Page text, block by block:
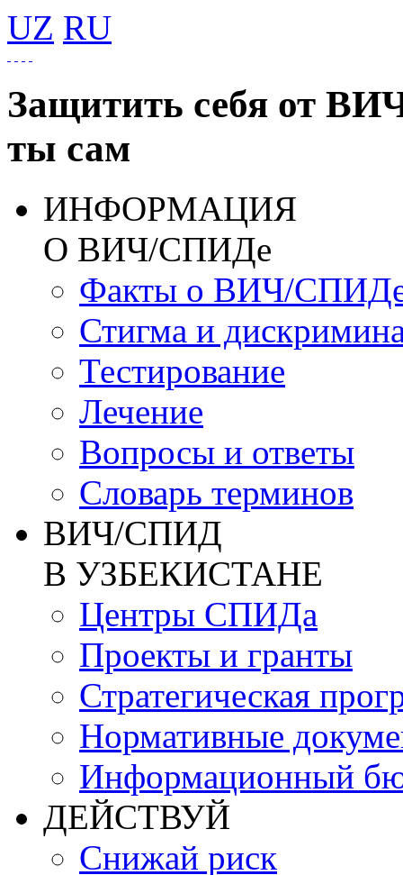
UZ RU
Защитить себя от
ты сам
ИНФОРМАЦИЯ
О ВИЧ/СПИДе
Факты о ВИЧ/
Стигма и
Тестирование
Лечение
Вопросы и ответы
Словарь терминов
ВИЧ/СПИД
В УЗБЕКИСТАНЕ
Центры СПИДа
Проекты и гранты
Стратегическая
Нормативные
Информационный
ДЕЙСТВУЙ
Снижай риск